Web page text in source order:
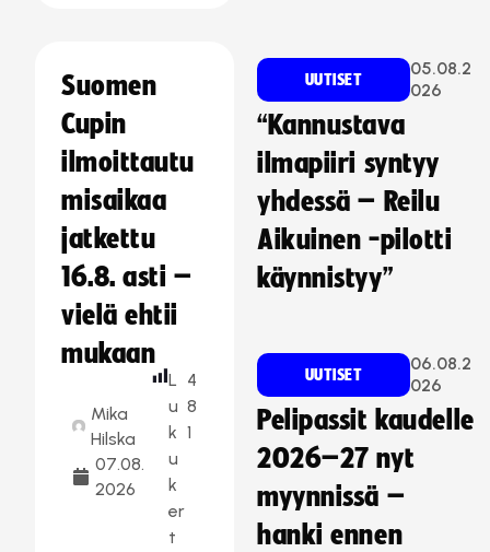
Suomen
Cupin
ilmoittautu
misaikaa
jatkettu
16.8. asti –
vielä ehtii
mukaan
Mika
Hilska
07.08.
2026
L
u
k
u
k
er
t
4
8
1
UUTISET
05.08.2
026
“Kannustava
ilmapiiri syntyy
yhdessä – Reilu
Aikuinen -pilotti
käynnistyy”
UUTISET
06.08.2
026
Pelipassit kaudelle
2026–27 nyt
myynnissä –
hanki ennen